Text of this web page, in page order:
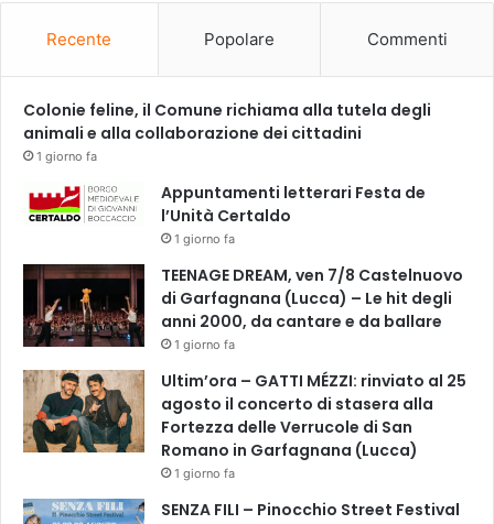
Recente Popolare Commenti
Colonie feline, il Comune richiama alla tutela degli
animali e alla collaborazione dei cittadini
1 giorno fa
Appuntamenti letterari Festa de
l’Unità Certaldo
1 giorno fa
TEENAGE DREAM, ven 7/8 Castelnuovo
di Garfagnana (Lucca) – Le hit degli
anni 2000, da cantare e da ballare
1 giorno fa
Ultim’ora – GATTI MÉZZI: rinviato al 25
agosto il concerto di stasera alla
Fortezza delle Verrucole di San
Romano in Garfagnana (Lucca)
1 giorno fa
SENZA FILI – Pinocchio Street Festival